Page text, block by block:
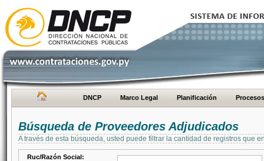
DNCP Marco Legal Planificación Procesos
Búsqueda de Proveedores Adjudicados
A través de esta búsqueda, usted puede filtrar la cantidad de registros que
Ruc/Razón Social: